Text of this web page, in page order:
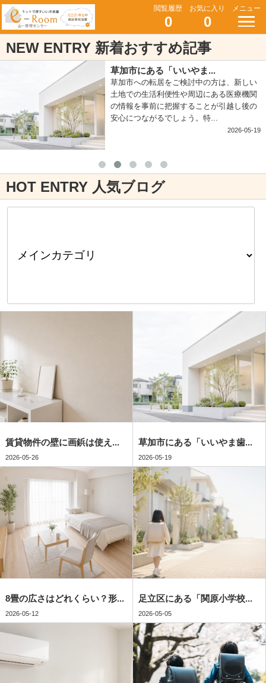
閲覧履歴
0
お気に入り
0
メニュー
NEW ENTRY 新着おすすめ記事
草加市にある「いいやま...
草加市への転居をご検討中の方は、新しい
土地での生活利便性や周辺にある医療機関
の情報を事前に把握することが引越し後の
安心につながるでしょう。特...
2026-05-19
HOT ENTRY 人気ブログ
賃貸物件の壁に画鋲は使え...
2026-05-26
草加市にある「いいやま歯...
2026-05-19
8畳の広さはどれくらい？形...
2026-05-12
足立区にある「関原小学校...
2026-05-05